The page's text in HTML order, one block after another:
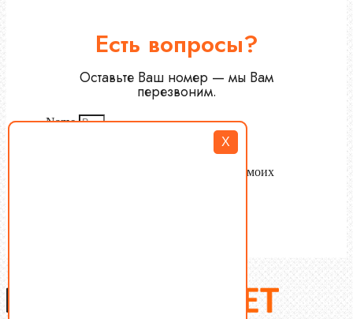
X
Есть вопросы?
Оставьте Ваш номер — мы Вам
перезвоним.
Name
моих